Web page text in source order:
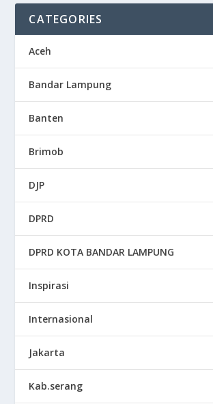
CATEGORIES
Aceh
Bandar Lampung
Banten
Brimob
DJP
DPRD
DPRD KOTA BANDAR LAMPUNG
Inspirasi
Internasional
Jakarta
Kab.serang